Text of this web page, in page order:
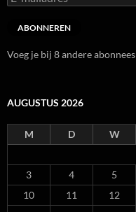
mailadres
ABONNEREN
Voeg je bij 8 andere abonnees
AUGUSTUS 2026
M D W
3
4 5
10
11 12